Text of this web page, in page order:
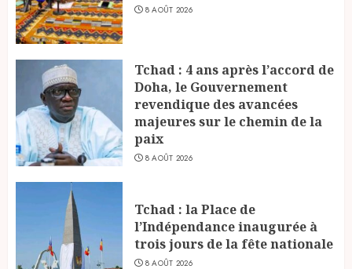
8 AOÛT 2026
Tchad : 4 ans après l’accord de
Doha, le Gouvernement
revendique des avancées
majeures sur le chemin de la
paix
8 AOÛT 2026
Tchad : la Place de
l’Indépendance inaugurée à
trois jours de la fête nationale
8 AOÛT 2026